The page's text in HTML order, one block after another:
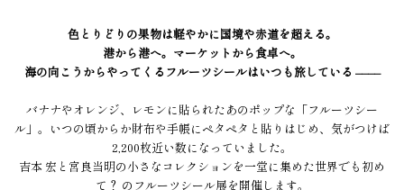
色とりどりの果物は軽やかに国境や赤道を超える。
港から港へ。マーケットから食卓へ。
海の向こうからやってくるフルーツシールはいつも旅している ––––
バナナやオレンジ、レモンに貼られたあのポップな「フルーツシー
ル」。いつの頃からか財布や手帳にペタペタと貼りはじめ、気がつけば
2,200枚近い数になっていました。
吉本 宏と宮良当明の小さなコレクションを一堂に集めた世界でも初め
て？ のフルーツシール展を開催します。